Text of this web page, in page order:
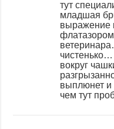
тут
младшая
выражение
вокруг
выплюнет и
чем тут